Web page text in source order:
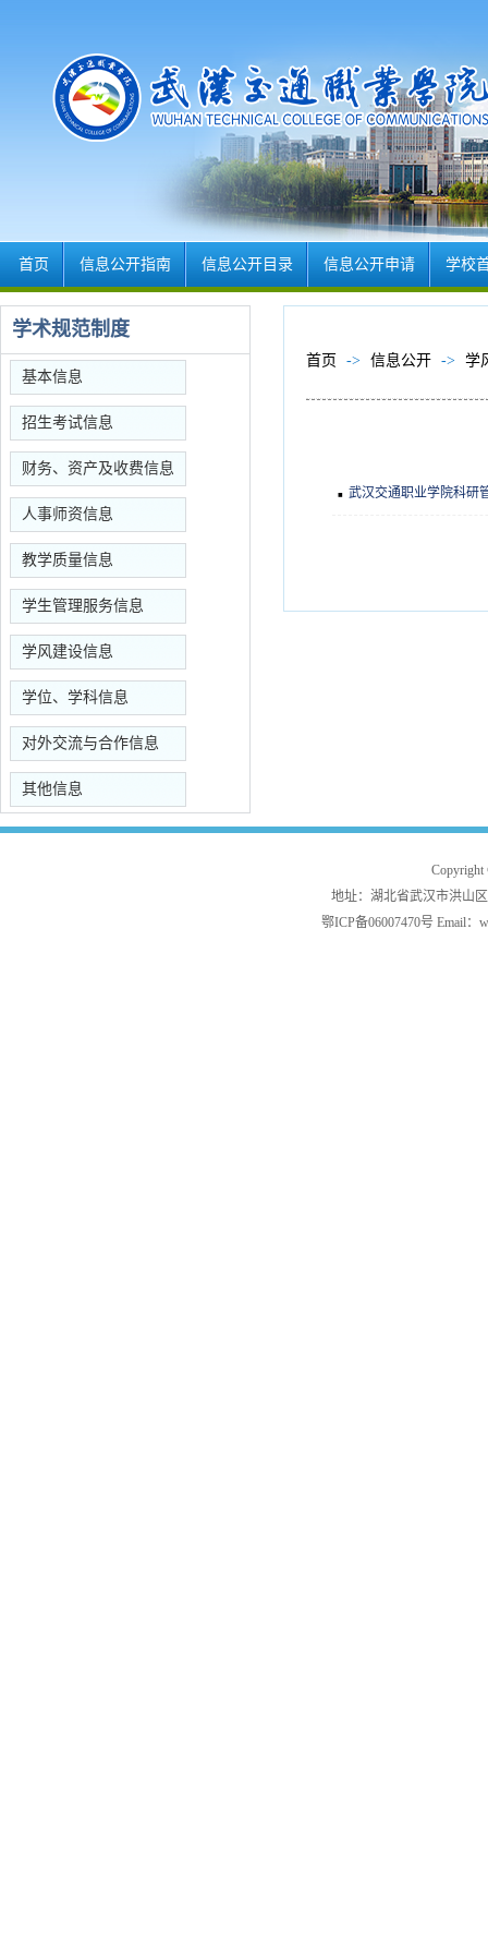
首页 信息公开指南 信息公开目录 信息公开申请 学校
学术规范制度
基本信息
招生考试信息
财务、资产及收费信息
人事师资信息
教学质量信息
学生管理服务信息
学风建设信息
学位、学科信息
对外交流与合作信息
其他信息
首页 -> 信息公开 -> 学
武汉交通职业学院科研
地址：湖北省武汉市洪山
鄂ICP备06007470号 Email：